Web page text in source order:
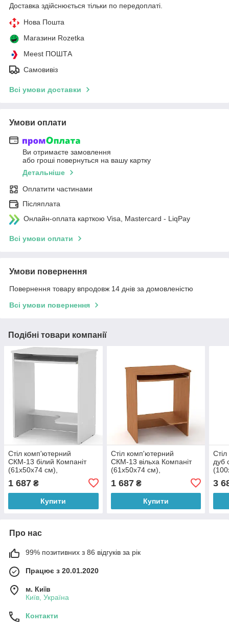
Доставка здійснюється тільки по передоплаті.
Нова Пошта
Магазини Rozetka
Meest ПОШТА
Самовивіз
Всі умови доставки
Умови оплати
Ви отримаєте замовлення
або гроші повернуться на вашу картку
Детальніше
Оплатити частинами
Післяплата
Онлайн-оплата карткою Visa, Mastercard - LiqPay
Всі умови оплати
Умови повернення
Повернення товару впродовж 14 днів за домовленістю
Всі умови повернення
Подібні товари компанії
Стіл комп'ютерний
СКМ-13 білий Компаніт
(61х50х74 см),
БЕЗКОШТОВНА доставка
в точку видачі Rozetka
1 687 ₴
Купити
Стіл комп'ютерний
СКМ-13 вільха Компаніт
(61х50х74 см),
БЕЗКОШТОВНА доставка
в точку видачі Rozetka
1 687₴
Купити
дуб
3
Про нас
99% позитивних з 86 відгуків за рік
Працює з 20.01.2020
м. Київ
Київ, Україна
Контакти